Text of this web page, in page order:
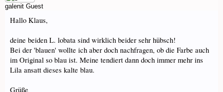
galenit Guest
Hallo Klaus,
deine beiden L. lobata sind wirklich beider sehr hübsch!
Bei der 'blauen' wollte ich aber doch nachfragen, ob die Farbe auch
im Original so blau ist. Meine tendiert dann doch immer mehr ins
Lila ansatt dieses kalte blau.
Grüße